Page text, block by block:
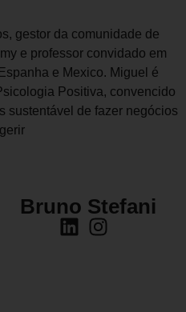
gestor da comunidade de
e professor convidado em
e Mexico. Miguel é
Positiva, convencido
sustentável de fazer negócios
Bruno Stefani